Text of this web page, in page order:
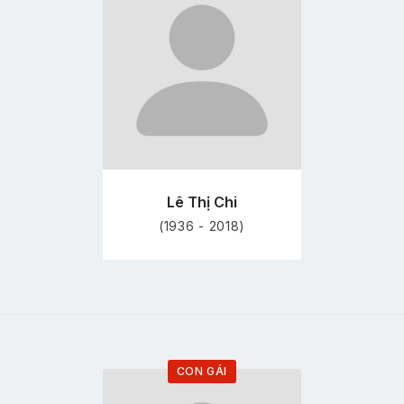
trang
Lê Thị Chi
(1936 - 2018)
CON GÁI
Đi